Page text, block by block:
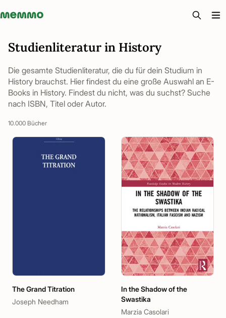
Memmo - AI-verktyg och digital kurslitteratur
Studienliteratur in History
Die gesamte Studienliteratur, die du für dein Studium in
History brauchst. Hier findest du eine große Auswahl an E-
Books in History. Findest du nicht, was du suchst? Suche
nach ISBN, Titel oder Autor.
10.000 Bücher
The Grand Titration
Joseph Needham
In the Shadow of the
Swastika
Marzia Casolari